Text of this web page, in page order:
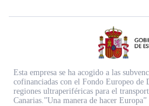
Esta empresa se ha acogido a las
cofinanciadas con el Fondo Europeo de
regiones ultraperiféricas para el
Canarias.”Una manera de hacer Europa”